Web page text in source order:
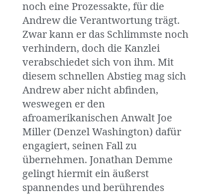
noch eine Prozessakte, für die
Andrew die Verantwortung trägt.
Zwar kann er das Schlimmste noch
verhindern, doch die Kanzlei
verabschiedet sich von ihm. Mit
diesem schnellen Abstieg mag sich
Andrew aber nicht abfinden,
weswegen er den
afroamerikanischen Anwalt Joe
Miller (Denzel Washington) dafür
engagiert, seinen Fall zu
übernehmen. Jonathan Demme
gelingt hiermit ein äußerst
spannendes und berührendes